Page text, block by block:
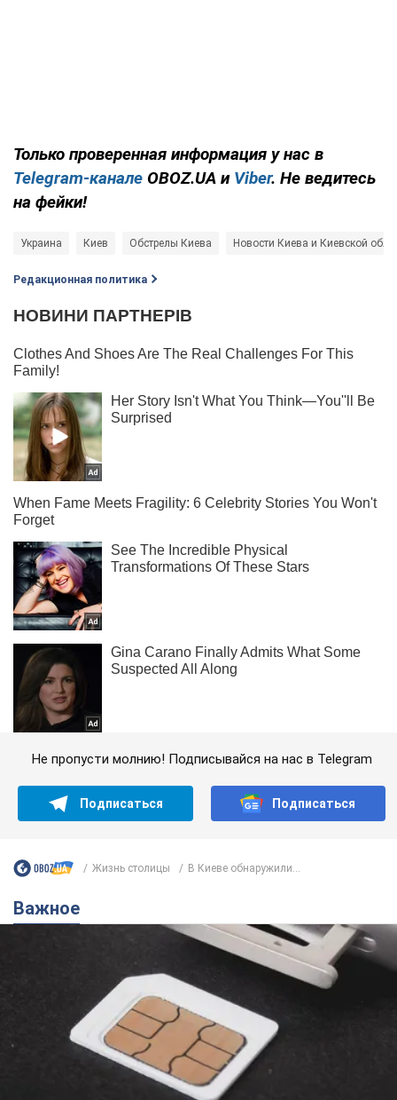
Только проверенная информация у нас в
Telegram-канале OBOZ.UA и Viber. Не ведитесь
на фейки!
Украина Киев Обстрелы Киева Новости Киева и Киевской
Редакционная политика
Не пропусти молнию! Подписывайся на нас в Telegram
Подписаться Подписаться
Жизнь столицы В Киеве обнаружили...
Важное